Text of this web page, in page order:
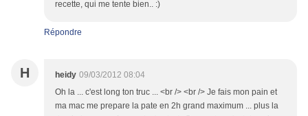
recette, qui me tente bien.. :)
Répondre
H heidy 09/03/2012 08:04
Oh la ... c'est long ton truc ... <br /> <br /> Je fais mon pain et
ma mac me prepare la pate en 2h grand maximum ... plus la